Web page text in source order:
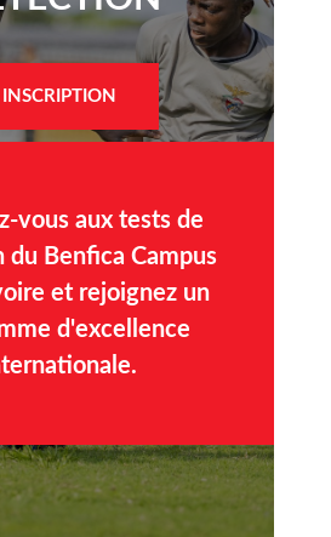
INSCRIPTION
vous aux tests de
du Benfica Campus
et rejoignez un
d'excellence